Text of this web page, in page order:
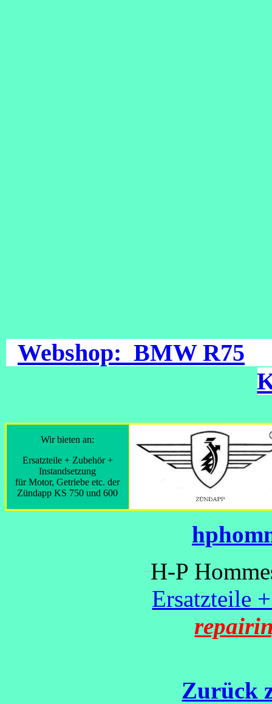
Webshop: BMW R75
Wir bieten an:
Ersatzteile + Zubehör +
Instandsetzung
für Motor, Getriebe etc. der
Zündapp KS 750 und 600
H-P
Ersatzteile
Zurück